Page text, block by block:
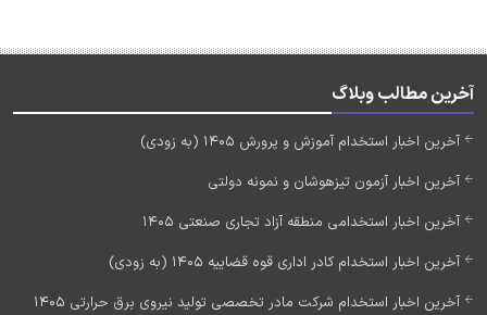
آخرین مطالب وبلاگ
آخرین اخبار استخدام آموزش و پرورش 1405 (به زودی)
آخرین اخبار آزمون تیزهوشان و نمونه دولتی
آخرین اخبار استخدامی منطقه آزاد تجاری صنعتی 1405
آخرین اخبار استخدام کادر اداری قوه قضاییه 1405 (به زودی)
آخرین اخبار استخدام شرکت مادر تخصصی تولید نیروی برق حرارتی 1405